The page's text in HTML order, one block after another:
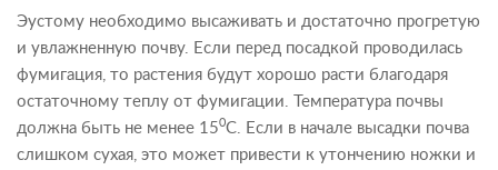
Эустому необходимо высаживать и достаточно прогретую
и увлажненную почву. Если перед посадкой проводилась
фумигация, то растения будут хорошо расти благодаря
остаточному теплу от фумигации. Температура почвы
должна быть не менее 150С. Если в начале высадки почва
слишком сухая, это может привести к утончению ножки и